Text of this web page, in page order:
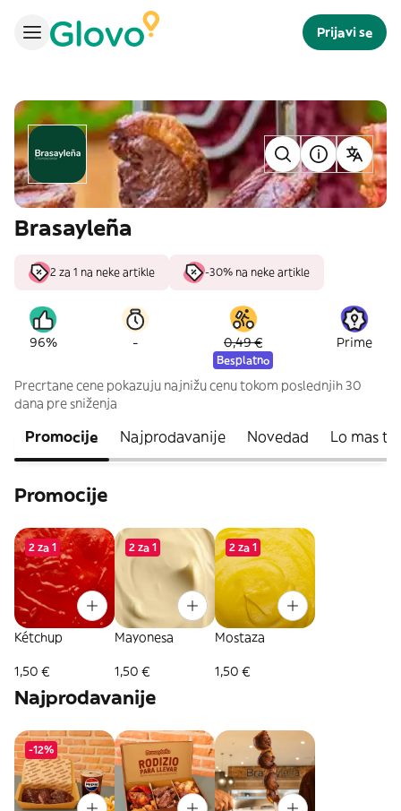
Prijavi se
Brasayleña
2 za 1 na neke artikle -30% na neke artikle
96% - 0,49 €
Besplatno
Prime
Precrtane cene pokazuju najnižu cenu tokom poslednjih 30
dana pre sniženja
Promocije Najprodavanije Novedad Lo mas
Promocije
2 za 1
Kétchup
1,50 €
2 za 1
Mayonesa
1,50 €
2 za 1
Mostaza
1,50 €
Najprodavanije
-12%